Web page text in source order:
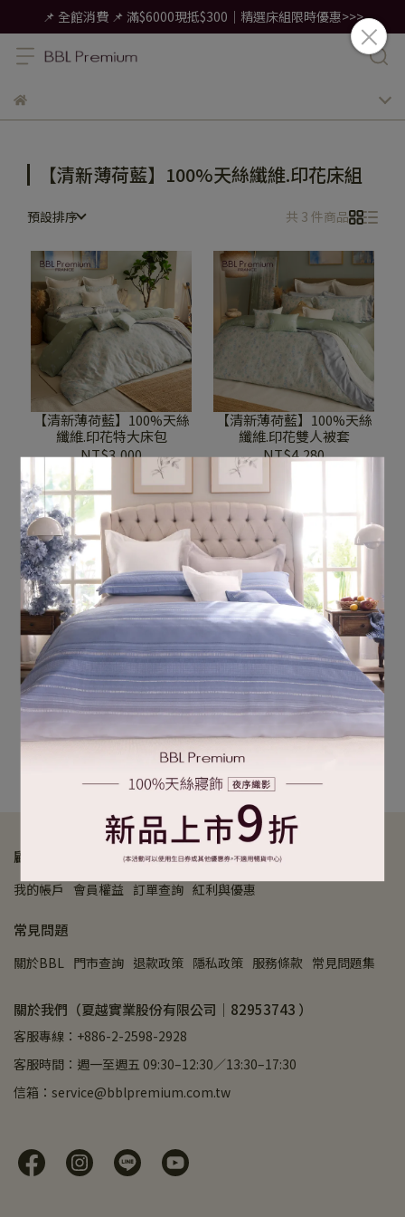
📌 全館消費 📌 滿$6000現抵$300｜精選床組限時優惠>>>
【清新薄荷藍】100%天絲纖維.印花床組
預設排序 共 3 件商品
【清新薄荷藍】100%天絲
纖維.印花特大床包
NT$3,000
加入購物車
【清新薄荷藍】100%天絲
纖維.印花雙人被套
NT$4,280
【清新薄荷藍】100%天絲
纖維.印花加大被套
NT$5,280
顧客服務
我的帳戶 會員權益 訂單查詢 紅利與優惠
常見問題
關於BBL 門市查詢 退款政策 隱私政策 服務條款 常見問題集
關於我們（夏越實業股份有限公司｜82953743 ）
客服專線：+886-2-2598-2928
客服時間：週一至週五 09:30–12:30／13:30–17:30
信箱：service@bblpremium.com.tw